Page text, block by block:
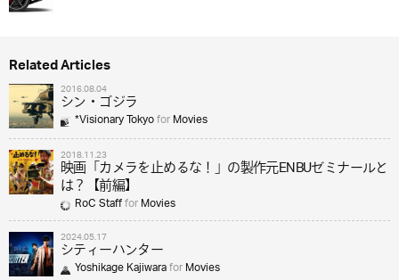
Related Articles
2016.08.04
シン・ゴジラ
*Visionary TokyoforMovies
2018.11.23
映画「カメラを止めるな！」の製作元ENBUゼミナールと
は？【前編】
RoC StaffforMovies
2024.05.17
シティーハンター
Yoshikage KajiwaraforMovies